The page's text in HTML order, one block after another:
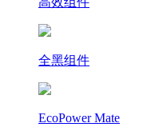
全黑组件
EcoPower Mate